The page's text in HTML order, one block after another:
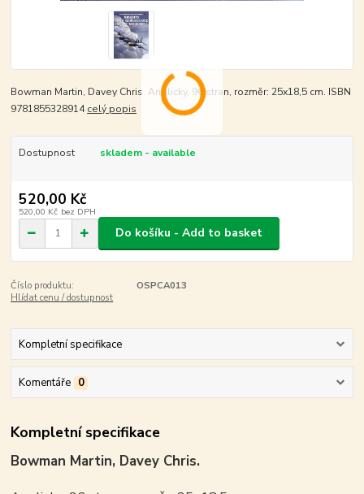
Bowman Martin, Davey Chris. Anglicky, 96 stran, rozměr: 25x18,5 cm. ISBN
9781855328914celý popis
Dostupnost skladem - available
520,00 Kč
520,00 Kč bez DPH
Do košíku - Add to basket
Číslo produktu:
OSPCA013
Hlídat cenu / dostupnost
Kompletní specifikace
Komentáře 0
Kompletní specifikace
Bowman Martin, Davey Chris.